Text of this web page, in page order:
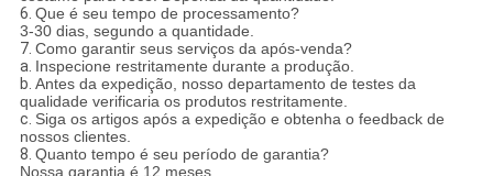
6. Que é seu tempo de processamento?
3-30 dias, segundo a quantidade.
7. Como garantir seus serviços da após-venda?
a. Inspecione restritamente durante a produção.
b. Antes da expedição, nosso departamento de testes da
qualidade verificaria os produtos restritamente.
c. Siga os artigos após a expedição e obtenha o feedback de
nossos clientes.
8. Quanto tempo é seu período de garantia?
Nossa garantia é 12 meses